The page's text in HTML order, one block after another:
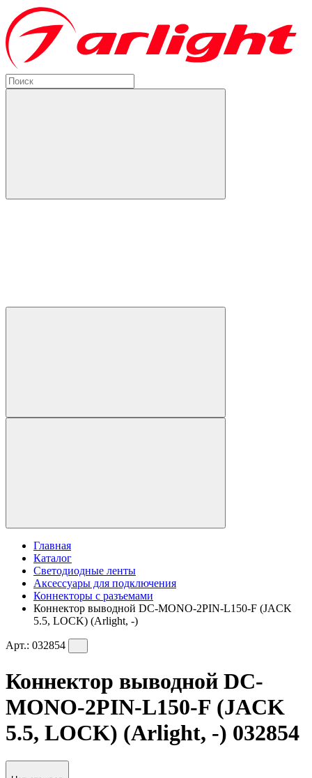
Главная
Каталог
Светодиодные ленты
Аксессуары для подключения
Коннекторы с разъемами
Коннектор выводной DC-MONO-2PIN-L150-F (JACK
5.5, LOCK) (Arlight, -)
Арт.: 032854
Коннектор выводной DC-
MONO-2PIN-L150-F (JACK
5.5, LOCK) (Arlight, -) 032854